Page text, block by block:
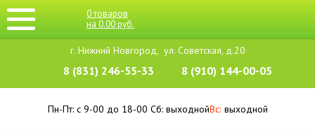
0товаров
на 0.00руб.
г. Нижний Новгород, ул. Советская, д.20
8 (831) 246-55-33 8 (910) 144-00-05
Пн-Пт: с 9-00 до 18-00 Cб: выходнойВс: выходной